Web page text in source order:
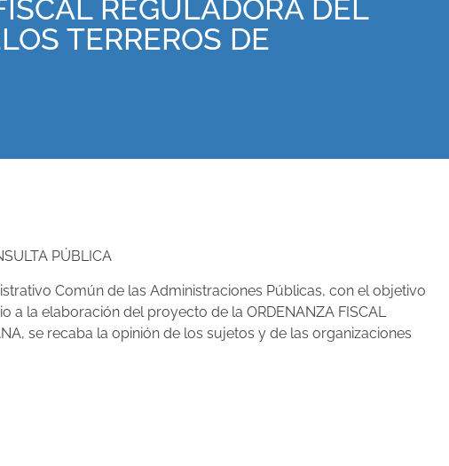
REGULADORA DEL
TERREROS DE
PÚBLICA
Común de las Administraciones Públicas, con el objetivo
la elaboración del proyecto de la ORDENANZA FISCAL
se recaba la opinión de los sujetos y de las organizaciones